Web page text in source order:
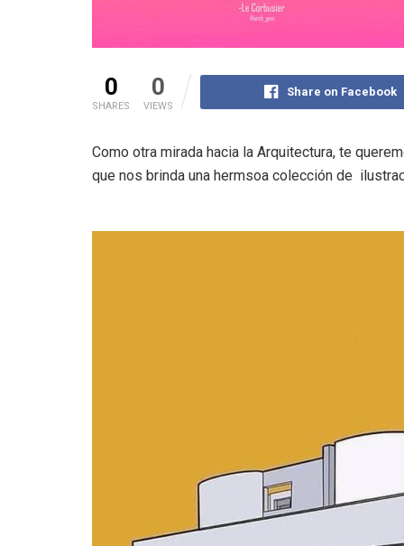
0
SHARES
0
VIEWS
Share on Facebook
Como otra mirada hacia la Arquitectura, te
que nos brinda una hermsoa colección de